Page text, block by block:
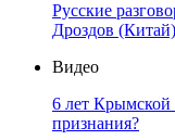
Русские
Дроздов (Китай)
Видео
6 лет Крымской
признания?